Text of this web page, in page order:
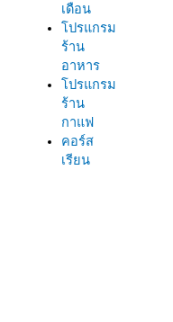
เดือน
โปรแกรม
ร้าน
อาหาร
โปรแกรม
ร้าน
กาแฟ
คอร์ส
เรียน